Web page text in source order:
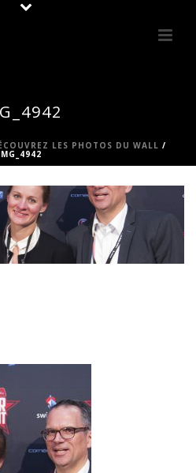
LES PHOTOS DU WALL /